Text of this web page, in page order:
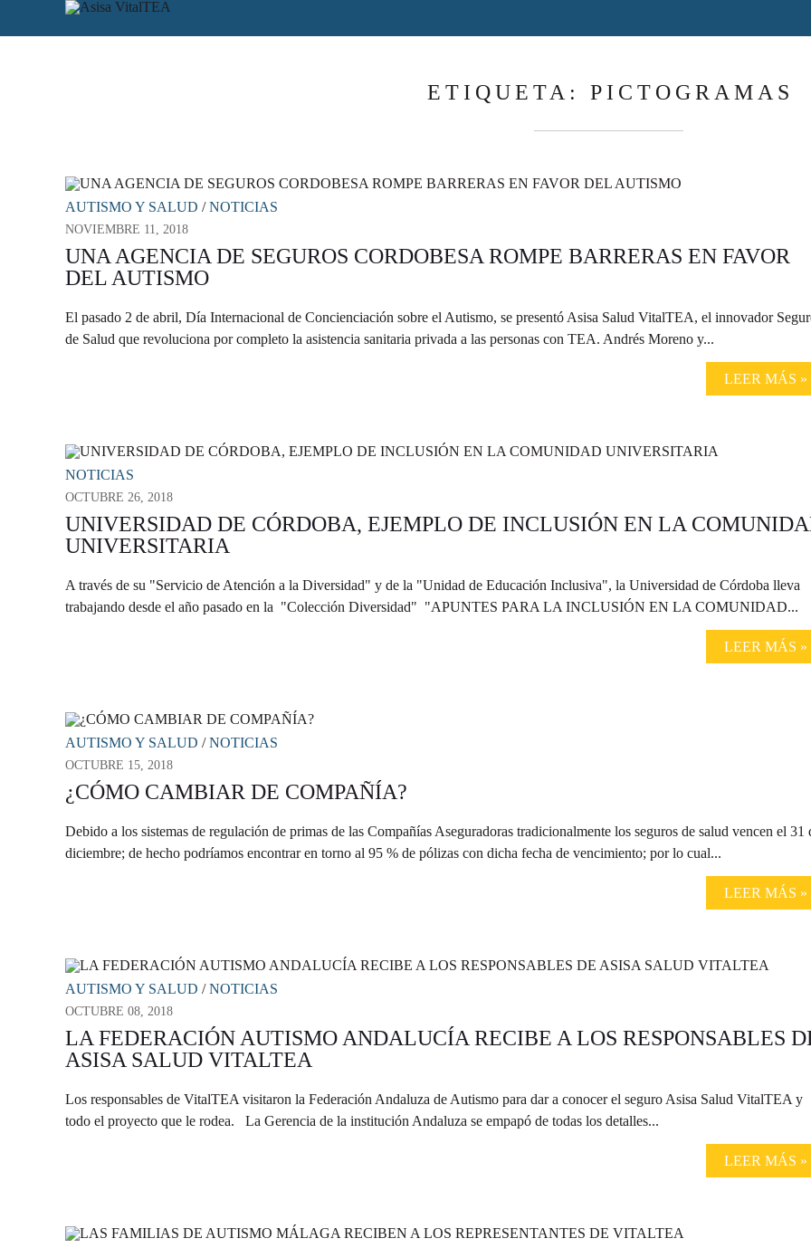
ETIQUETA: PICTOGRAMAS
AUTISMO Y SALUD /NOTICIAS
NOVIEMBRE 11, 2018
UNA AGENCIA DE SEGUROS CORDOBESA ROMPE BARRERAS EN FAVOR
DEL AUTISMO
El pasado 2 de abril, Día Internacional de Concienciación sobre el Autismo, se presentó Asisa Salud VitalTEA, el innovador
de Salud que revoluciona por completo la asistencia sanitaria privada a las personas con TEA. Andrés Moreno y...
LEER MÁS »
NOTICIAS
OCTUBRE 26, 2018
UNIVERSIDAD DE CÓRDOBA, EJEMPLO DE INCLUSIÓN EN LA
UNIVERSITARIA
A través de su "Servicio de Atención a la Diversidad" y de la "Unidad de Educación Inclusiva", la Universidad de Córdoba lleva
trabajando desde el año pasado en la "Colección Diversidad" "APUNTES PARA LA INCLUSIÓN EN LA COMUNIDAD...
LEER MÁS »
AUTISMO Y SALUD /NOTICIAS
OCTUBRE 15, 2018
¿CÓMO CAMBIAR DE COMPAÑÍA?
Debido a los sistemas de regulación de primas de las Compañías Aseguradoras tradicionalmente los seguros de salud vencen el 31
diciembre; de hecho podríamos encontrar en torno al 95 % de pólizas con dicha fecha de vencimiento; por lo cual...
LEER MÁS »
AUTISMO Y SALUD /NOTICIAS
OCTUBRE 08, 2018
LA FEDERACIÓN AUTISMO ANDALUCÍA RECIBE A LOS RESPONSABLES
ASISA SALUD VITALTEA
Los responsables de VitalTEA visitaron la Federación Andaluza de Autismo para dar a conocer el seguro Asisa Salud VitalTEA y
todo el proyecto que le rodea. La Gerencia de la institución Andaluza se empapó de todas los detalles...
LEER MÁS »